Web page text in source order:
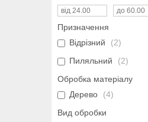
Призначення
Відрізний
2
Пиляльний
2
Обробка матеріалу
Дерево
4
Вид обробки